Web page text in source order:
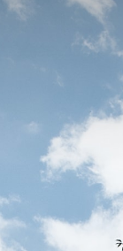
ンフレット）
ード）